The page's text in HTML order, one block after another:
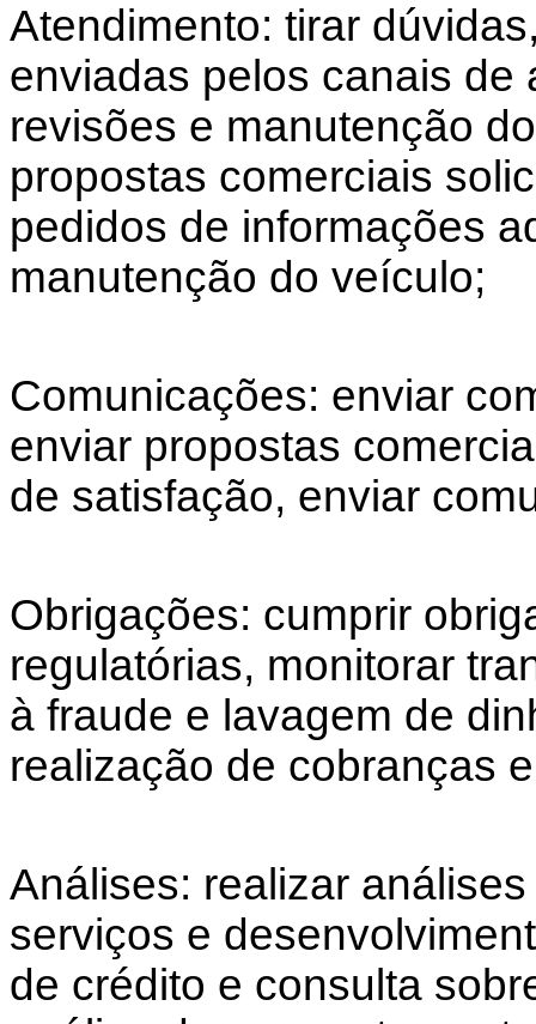
Atendimento: tirar
enviadas pelos canais de
revisões e manutenção
propostas comerciais
pedidos de informações
manutenção do veículo;
Comunicações: enviar
enviar propostas
de satisfação, enviar
Obrigações: cumprir
regulatórias, monitorar
à fraude e lavagem de
realização de cobranças
Análises: realizar
serviços e
de crédito e consulta